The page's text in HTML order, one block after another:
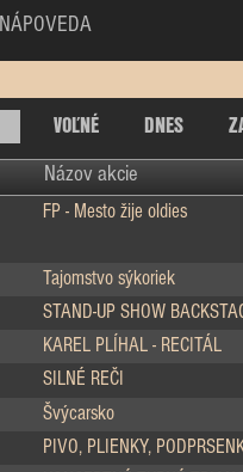
NÁPOVEDA
VOĽNÉ DNES
Názov akcie
FP - Mesto žije oldies
Tajomstvo sýkoriek
STAND-UP SHOW
KAREL PLÍHAL - RECITÁL
SILNÉ REČI
Švýcarsko
PIVO, PLIENKY,